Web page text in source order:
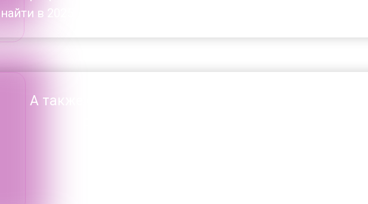
А также сделаете Авторскую гипнопрактику на
найти в 2025